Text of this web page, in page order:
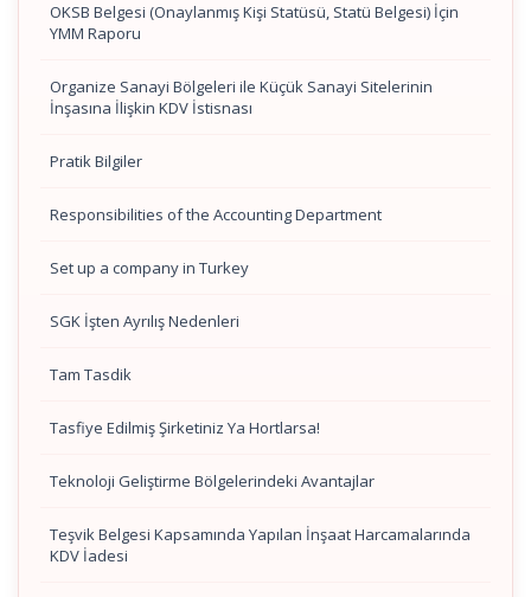
OKSB Belgesi (Onaylanmış Kişi Statüsü, Statü Belgesi) İçin
YMM Raporu
Organize Sanayi Bölgeleri ile Küçük Sanayi Sitelerinin
İnşasına İlişkin KDV İstisnası
Pratik Bilgiler
Responsibilities of the Accounting Department
Set up a company in Turkey
SGK İşten Ayrılış Nedenleri
Tam Tasdik
Tasfiye Edilmiş Şirketiniz Ya Hortlarsa!
Teknoloji Geliştirme Bölgelerindeki Avantajlar
Teşvik Belgesi Kapsamında Yapılan İnşaat Harcamalarında
KDV İadesi